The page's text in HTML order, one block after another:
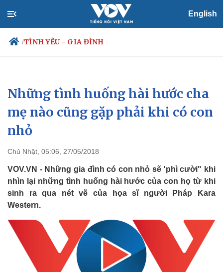
English
/TÌNH YÊU - GIA ĐÌNH
Chính trị
Tổ chức nhân sự
Quốc hội
Xã hội
Tin 24h
Dự báo thời tiết
Những tình huống hài hước cha
mẹ nào cũng gặp phải khi có con
nhỏ
Chủ Nhật, 05:06, 27/05/2018
VOV.VN - Những gia đình có con nhỏ sẽ 'phì cười" khi
nhìn lại những tình huống hài hước của con họ từ khi
sinh ra qua nét vẽ của họa sĩ người Pháp Kara
Western.